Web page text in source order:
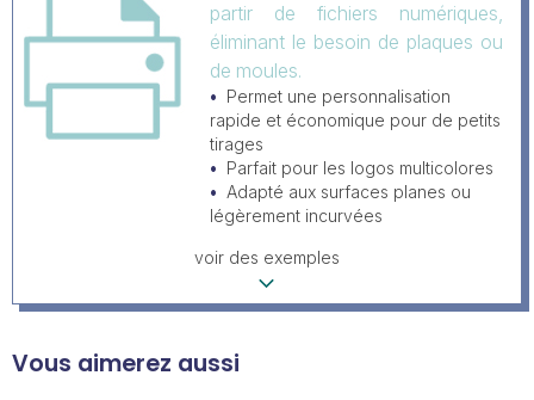
partir de fichiers numériques,
éliminant le besoin de plaques ou
de moules.
Permet une personnalisation
rapide et économique pour de petits
tirages
Parfait pour les logos multicolores
Adapté aux surfaces planes ou
légèrement incurvées
voir des exemples
Vous aimerez aussi